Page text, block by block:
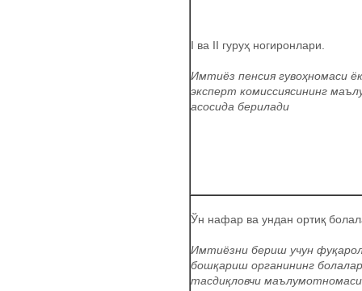
I ва II гуруҳ ногиронлари.
Имтиёз пенсия гувоҳномаси
эксперт комиссиясининг
асосида берилади
Ўн нафар ва ундан ортиқ
Имтиёзни бериш учун
бошқариш органининг
тасдиқловчи маълумотномаси